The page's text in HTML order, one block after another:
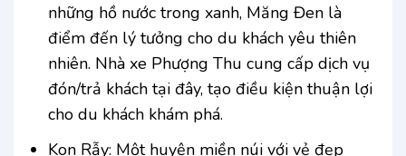
những hồ nước trong xanh, Măng Đen là
điểm đến lý tưởng cho du khách yêu thiên
nhiên. Nhà xe Phượng Thu cung cấp dịch vụ
đón/trả khách tại đây, tạo điều kiện thuận lợi
cho du khách khám phá.
Kon Rẫy: Một huyện miền núi với vẻ đẹp